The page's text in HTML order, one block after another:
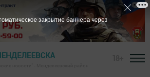
закрытие баннера через